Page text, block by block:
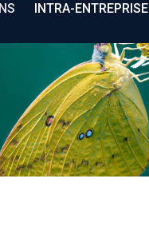
INTRA-ENTREPRISE